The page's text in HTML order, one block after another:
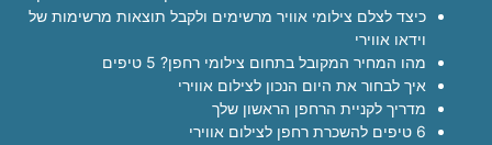
כיצד לצלם צילומי אוויר מרשימים ולקבל תוצאות מרשימות של
וידאו אווירי
מהו המחיר המקובל בתחום צילומי רחפן? 5 טיפים
איך לבחור את היום הנכון לצילום אווירי
מדריך לקניית הרחפן הראשון שלך
6 טיפים להשכרת רחפן לצילום אווירי